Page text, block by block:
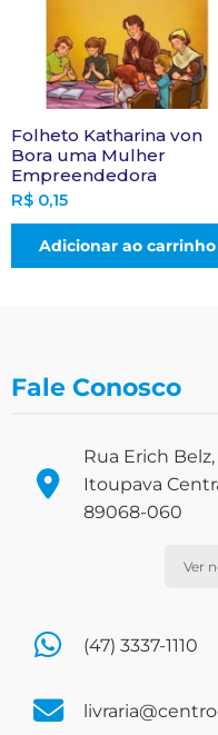
Folheto Katharina von
Bora uma Mulher
Empreendedora
R$ 0,15
Adicionar ao carrinho
Fale Conosco
Rua Erich Belz,
Itoupava
89068-060
Ver
(47) 3337-1110